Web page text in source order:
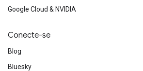
Google Cloud & NVIDIA
Conecte-se
Blog
Bluesky